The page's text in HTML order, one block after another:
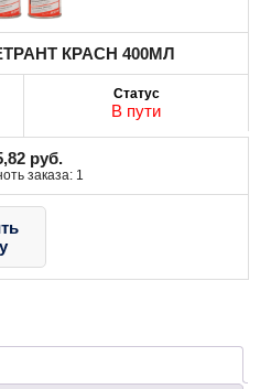
КРАСН 400МЛ
В пути
руб.
заказа: 1